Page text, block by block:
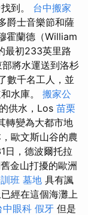
到。 台中搬家
爵士音樂節和薩
霍蘭德（William
最初233英里路
將水運送到洛杉
數千名工人，並
水庫。 搬家公
供水，Los 苗栗
轉變為大都市地
歐文斯山谷的農
日，德波爾托拉
金山打擾的歐洲
班 墓地 具有諷
經在這個海灘上
中眼科 假牙 但是